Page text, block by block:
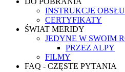
INSTRUKCJE
CERTYFIKATY
ŚWIAT MERIDY
JEDYNE W SWOIM
PRZEZ ALPY
FILMY
FAQ - CZĘSTE PYTANIA